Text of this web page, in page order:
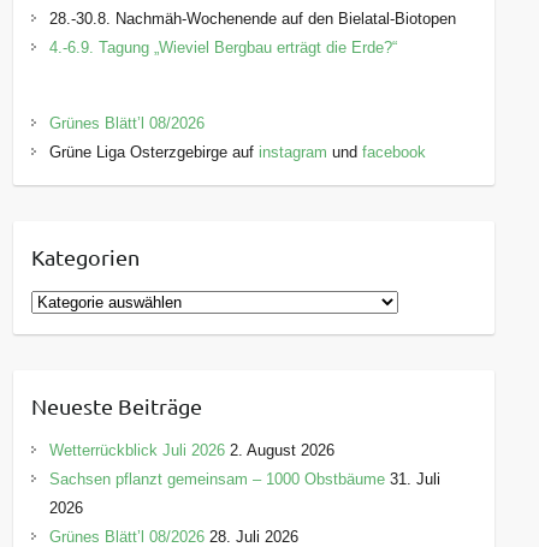
28.-30.8. Nachmäh-Wochenende auf den Bielatal-Biotopen
4.-6.9. Tagung „Wieviel Bergbau erträgt die Erde?“
Grünes Blätt’l 08/2026
Grüne Liga Osterzgebirge auf instagram undfacebook
Kategorien
K
a
g
o
r
e
Neueste Beiträge
Wetterrückblick Juli 2026 2. August 2026
Sachsen pflanzt gemeinsam – 1000 Obstbäume 31. Juli
2026
Grünes Blätt’l 08/2026 28. Juli 2026